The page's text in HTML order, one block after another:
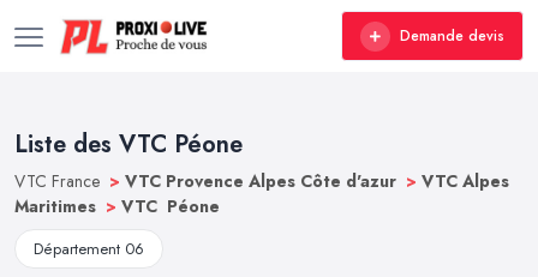
Demande devis
Liste des VTC Péone
VTC France > VTC Provence Alpes Côte d'azur > VTC Alpes
Maritimes > VTC Péone
Département 06